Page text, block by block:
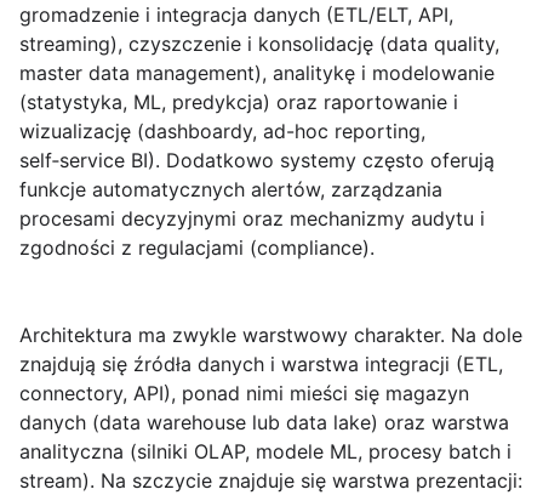
gromadzenie i integracja danych (ETL/ELT, API,
streaming), czyszczenie i konsolidację (data quality,
master data management), analitykę i modelowanie
(statystyka, ML, predykcja) oraz raportowanie i
wizualizację (dashboardy, ad-hoc reporting,
self‑service BI). Dodatkowo systemy często oferują
funkcje automatycznych alertów, zarządzania
procesami decyzyjnymi oraz mechanizmy audytu i
zgodności z regulacjami (compliance).
Architektura ma zwykle warstwowy charakter. Na dole
znajdują się źródła danych i warstwa integracji (ETL,
connectory, API), ponad nimi mieści się magazyn
danych (data warehouse lub data lake) oraz warstwa
analityczna (silniki OLAP, modele ML, procesy batch i
stream). Na szczycie znajduje się warstwa prezentacji: